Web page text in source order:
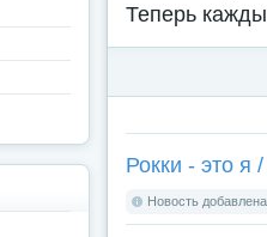
Теперь
Рокки - это я
Новость